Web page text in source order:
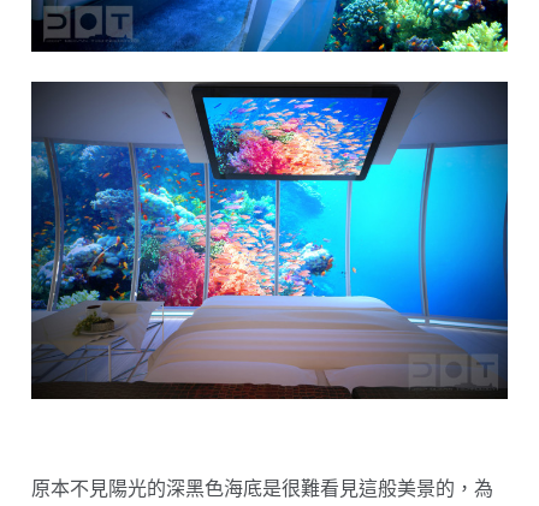
原本不見陽光的深黑色海底是很難看見這般美景的，為